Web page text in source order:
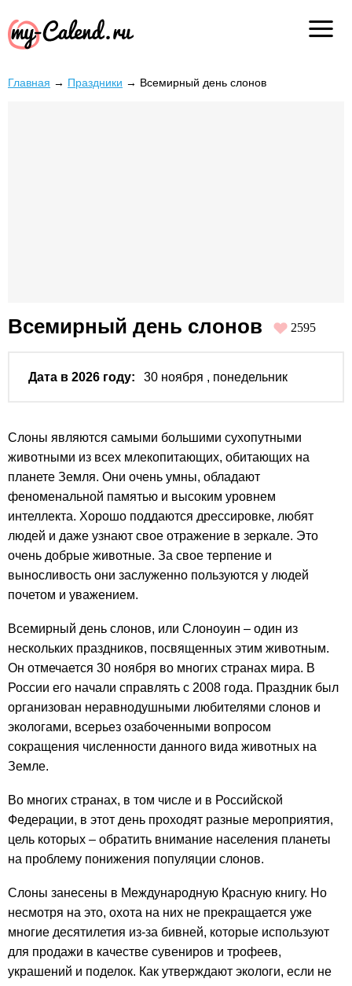
Главная → Праздники → Всемирный день слонов
Всемирный день слонов 2595
Дата в 2026 году: 30 ноября , понедельник
Слоны являются самыми большими сухопутными
животными из всех млекопитающих, обитающих на
планете Земля. Они очень умны, обладают
феноменальной памятью и высоким уровнем
интеллекта. Хорошо поддаются дрессировке, любят
людей и даже узнают свое отражение в зеркале. Это
очень добрые животные. За свое терпение и
выносливость они заслуженно пользуются у людей
почетом и уважением.
Всемирный день слонов, или Слоноуин – один из
нескольких праздников, посвященных этим животным.
Он отмечается 30 ноября во многих странах мира. В
России его начали справлять с 2008 года. Праздник был
организован неравнодушными любителями слонов и
экологами, всерьез озабоченными вопросом
сокращения численности данного вида животных на
Земле.
Во многих странах, в том числе и в Российской
Федерации, в этот день проходят разные мероприятия,
цель которых – обратить внимание населения планеты
на проблему понижения популяции слонов.
Слоны занесены в Международную Красную книгу. Но
несмотря на это, охота на них не прекращается уже
многие десятилетия из-за бивней, которые используют
для продажи в качестве сувениров и трофеев,
украшений и поделок. Как утверждают экологи, если не